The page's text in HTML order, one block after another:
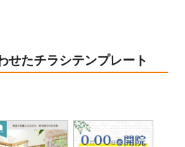
せたチラシテンプレート